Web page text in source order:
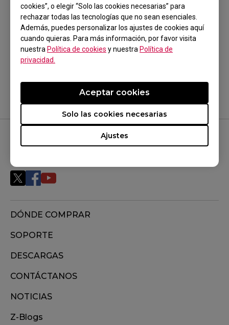
cookies”, o elegir “Solo las cookies necesarias” para
rechazar todas las tecnologías que no sean esenciales.
Además, puedes personalizar los ajustes de cookies aquí
cuando quieras. Para más información, por favor visita
nuestra Política de cookies y nuestra Política de
privacidad.
Ajustes
Solo las cookies necesarias
Aceptar cookies
¿Te ha sido útil?
SÍGUENOS
DÓNDE COMPRAR
SOPORTE
DESCARGAS
CONTÁCTANOS
NOTICIAS
Z-Blogs